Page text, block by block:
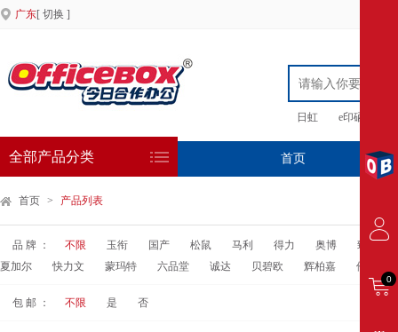
广东[ 切换 ]
日虹 e印硒鼓
全部产品分类 首页 专
首页 > 产品列表
品 牌 ： 不限 玉衔 国产 松鼠 马利 得力 奥博
臻妥拉
夏加尔
快力文 蒙玛特 六品堂 诚达 贝碧欧 辉柏嘉 伦勃朗
包 邮 ： 不限 是 否
0